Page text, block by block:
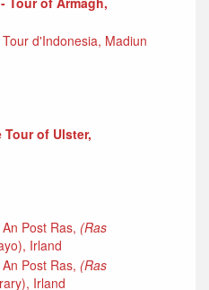
d'Indonesia, Madiun
Tour of Ulster,
Post Ras, (Ras
Irland
Post Ras, (Ras
Irland